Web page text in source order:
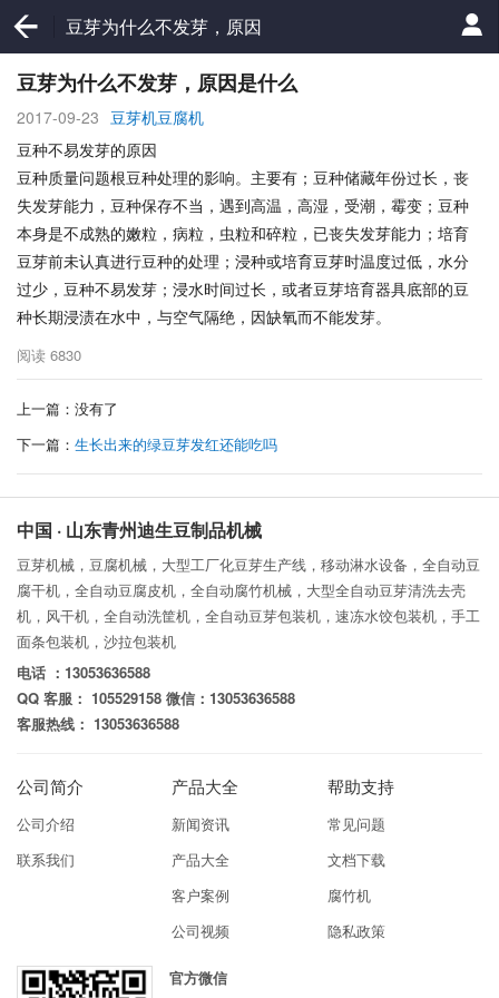
豆芽为什么不发芽，原因
是什么
豆芽为什么不发芽，原因是什么
2017-09-23 豆芽机豆腐机
豆种不易发芽的原因
豆种质量问题根豆种处理的影响。主要有；豆种储藏年份过长，丧
失发芽能力，豆种保存不当，遇到高温，高湿，受潮，霉变；豆种
本身是不成熟的嫩粒，病粒，虫粒和碎粒，已丧失发芽能力；培育
豆芽前未认真进行豆种的处理；浸种或培育豆芽时温度过低，水分
过少，豆种不易发芽；浸水时间过长，或者豆芽培育器具底部的豆
种长期浸渍在水中，与空气隔绝，因缺氧而不能发芽。
阅读 6830
上一篇：没有了
下一篇： 生长出来的绿豆芽发红还能吃吗
中国 · 山东青州迪生豆制品机械
豆芽机械，豆腐机械，大型工厂化豆芽生产线，移动淋水设备，全自动豆
腐干机，全自动豆腐皮机，全自动腐竹机械，大型全自动豆芽清洗去壳
机，风干机，全自动洗筐机，全自动豆芽包装机，速冻水饺包装机，手工
面条包装机，沙拉包装机
电话 ：13053636588
QQ 客服： 105529158 微信：13053636588
客服热线： 13053636588
公司简介
公司介绍
联系我们
产品大全
新闻资讯
产品大全
客户案例
公司视频
帮助支持
常见问题
文档下载
腐竹机
隐私政策
官方微信